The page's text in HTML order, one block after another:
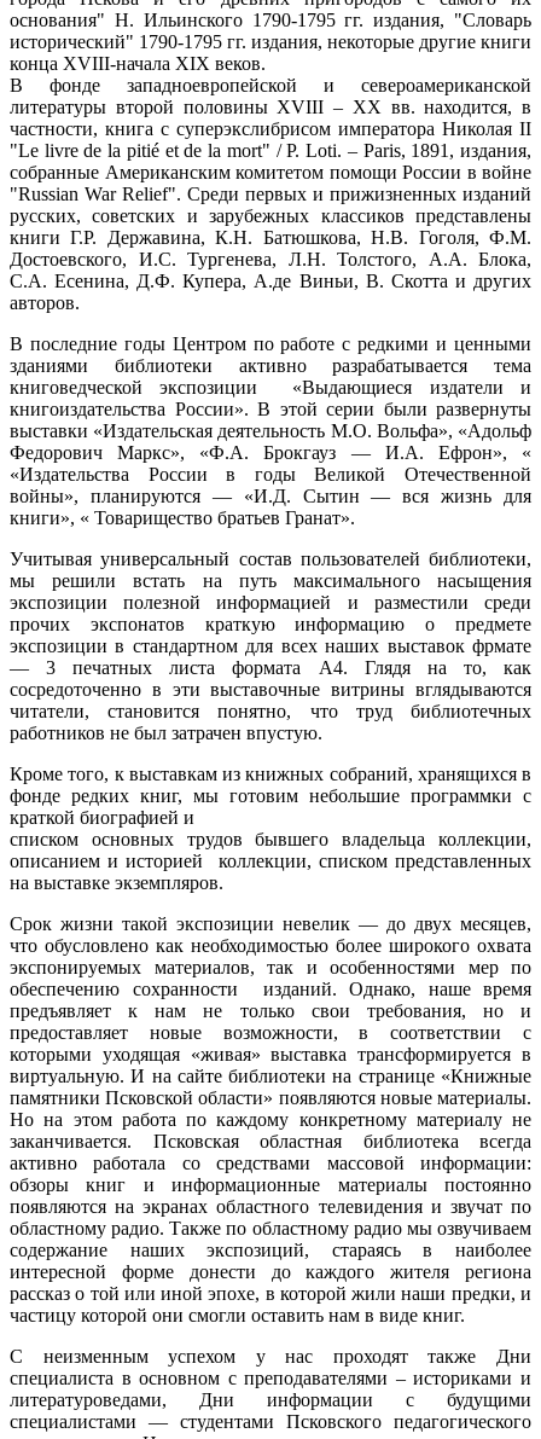
основания" Н. Ильинского 1790-1795 гг. издания, "Словарь
исторический" 1790-1795 гг. издания, некоторые другие книги
конца XVIII-начала XIX веков.
В фонде западноевропейской и североамериканской
литературы второй половины XVIII – XX вв. находится, в
частности, книга с суперэкслибрисом императора Николая II
"Le livre de la pitié et de la mort" / P. Loti. – Paris, 1891, издания,
собранные Американским комитетом помощи России в войне
"Russian War Relief". Среди первых и прижизненных изданий
русских, советских и зарубежных классиков представлены
книги Г.Р. Державина, К.Н. Батюшкова, Н.В. Гоголя, Ф.М.
Достоевского, И.С. Тургенева, Л.Н. Толстого, А.А. Блока,
С.А. Есенина, Д.Ф. Купера, А.де Виньи, В. Скотта и других
авторов.
В последние годы Центром по работе с редкими и ценными
зданиями библиотеки активно разрабатывается тема
книговедческой экспозиции «Выдающиеся издатели и
книгоиздательства России». В этой серии были развернуты
выставки «Издательская деятельность М.О. Вольфа», «Адольф
Федорович Маркс», «Ф.А. Брокгауз — И.А. Ефрон», «
«Издательства России в годы Великой Отечественной
войны», планируются — «И.Д. Сытин — вся жизнь для
книги», « Товарищество братьев Гранат».
Учитывая универсальный состав пользователей библиотеки,
мы решили встать на путь максимального насыщения
экспозиции полезной информацией и разместили среди
прочих экспонатов краткую информацию о предмете
экспозиции в стандартном для всех наших выставок фрмате
— 3 печатных листа формата А4. Глядя на то, как
сосредоточенно в эти выставочные витрины вглядываются
читатели, становится понятно, что труд библиотечных
работников не был затрачен впустую.
Кроме того, к выставкам из книжных собраний, хранящихся в
фонде редких книг, мы готовим небольшие программки с
краткой биографией и
списком основных трудов бывшего владельца коллекции,
описанием и историей коллекции, списком представленных
на выставке экземпляров.
Срок жизни такой экспозиции невелик — до двух месяцев,
что обусловлено как необходимостью более широкого охвата
экспонируемых материалов, так и особенностями мер по
обеспечению сохранности изданий. Однако, наше время
предъявляет к нам не только свои требования, но и
предоставляет новые возможности, в соответствии с
которыми уходящая «живая» выставка трансформируется в
виртуальную. И на сайте библиотеки на странице «Книжные
памятники Псковской области» появляются новые материалы.
Но на этом работа по каждому конкретному материалу не
заканчивается. Псковская областная библиотека всегда
активно работала со средствами массовой информации:
обзоры книг и информационные материалы постоянно
появляются на экранах областного телевидения и звучат по
областному радио. Также по областному радио мы озвучиваем
содержание наших экспозиций, стараясь в наиболее
интересной форме донести до каждого жителя региона
рассказ о той или иной эпохе, в которой жили наши предки, и
частицу которой они смогли оставить нам в виде книг.
С неизменным успехом у нас проходят также Дни
специалиста в основном с преподавателями – историками и
литературоведами, Дни информации с будущими
специалистами — студентами Псковского педагогического